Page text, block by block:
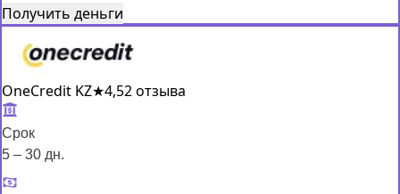
Получить деньги
OneCredit KZ★4,52 отзыва
Срок
5 – 30 дн.